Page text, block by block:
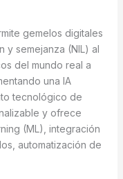
gemelos digitales
y semejanza (NIL) al
del mundo real a
una IA
tecnológico de
y ofrece
(ML), integración
automatización de